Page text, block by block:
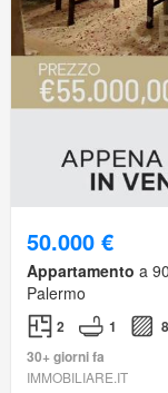
50.000 €
Appartamento a
Palermo
2 1
30+ giorni fa
IMMOBILIARE.IT